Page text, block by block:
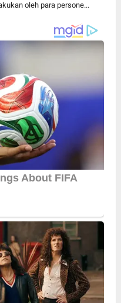
oleh para persone...